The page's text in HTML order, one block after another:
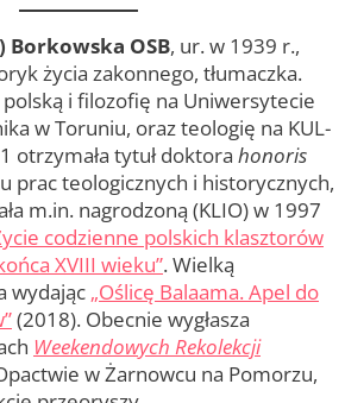
Borkowska OSB, ur. w 1939 r.,
życia zakonnego, tłumaczka.
polską i filozofię na Uniwersytecie
w Toruniu, oraz teologię na KUL-
otrzymała tytuł doktora honoris
prac teologicznych i historycznych,
m.in. nagrodzoną (KLIO) w 1997
codzienne polskich klasztorów
XVIII wieku”. Wielką
wydając „Oślicę Balaama. Apel do
(2018). Obecnie wygłasza
Weekendowych Rekolekcji
w Żarnowcu na Pomorzu,